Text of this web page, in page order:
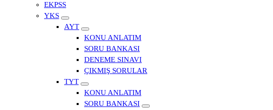
EKPSS
YKS
AYT
KONU ANLATIM
SORU BANKASI
DENEME SINAVI
ÇIKMIŞ SORULAR
TYT
KONU ANLATIM
SORU BANKASI